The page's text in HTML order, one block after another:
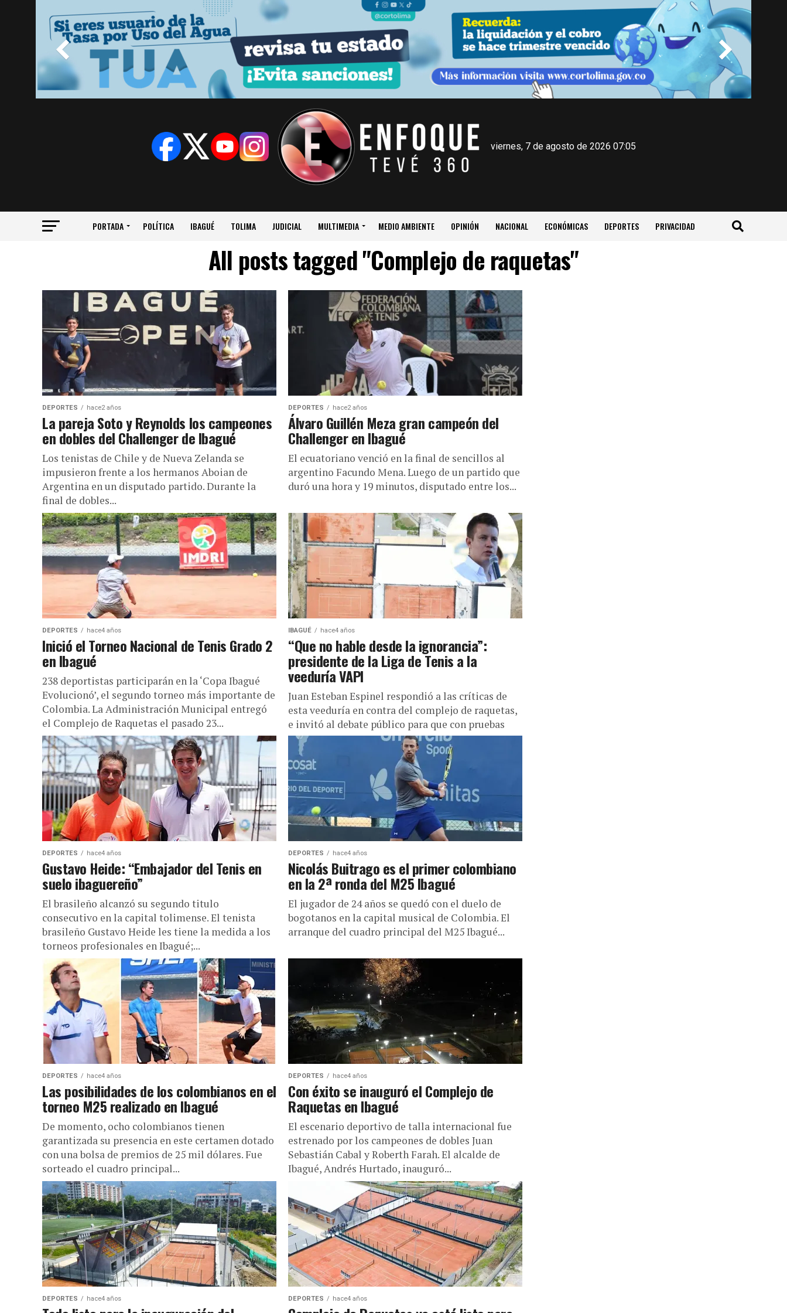
viernes, 7 de agosto de 2026 07:05
PORTADA POLÍTICA IBAGUÉ TOLIMA JUDICIAL MULTIMEDIA MEDIO AMBIENTE OPINIÓN NACIONAL ECONÓMICAS DEPORTES PRIVACIDAD
All posts tagged "Complejo de raquetas"
DEPORTES hace2 años
La pareja Soto y Reynolds los campeones
en dobles del Challenger de Ibagué
Los tenistas de Chile y de Nueva Zelanda se
impusieron frente a los hermanos Aboian de
Argentina en un disputado partido. Durante la
final de dobles...
DEPORTES hace2 años
Álvaro Guillén Meza gran campeón del
Challenger en Ibagué
El ecuatoriano venció en la final de sencillos al
argentino Facundo Mena. Luego de un partido que
duró una hora y 19 minutos, disputado entre los...
DEPORTES hace4 años
Inició el Torneo Nacional de Tenis Grado 2
en Ibagué
238 deportistas participarán en la ‘Copa Ibagué
Evolucionó’, el segundo torneo más importante de
Colombia. La Administración Municipal entregó
el Complejo de Raquetas el pasado 23...
IBAGUÉ hace4 años
“Que no hable desde la ignorancia”:
presidente de la Liga de Tenis a la
veeduría VAPI
Juan Esteban Espinel respondió a las críticas de
esta veeduría en contra del complejo de raquetas,
e invitó al debate público para que con pruebas
se...
DEPORTES hace4 años
Gustavo Heide: “Embajador del Tenis en
suelo ibaguereño”
El brasileño alcanzó su segundo titulo
consecutivo en la capital tolimense. El tenista
brasileño Gustavo Heide les tiene la medida a los
torneos profesionales en Ibagué;...
DEPORTES hace4 años
Nicolás Buitrago es el primer colombiano
en la 2ª ronda del M25 Ibagué
El jugador de 24 años se quedó con el duelo de
bogotanos en la capital musical de Colombia. El
arranque del cuadro principal del M25 Ibagué...
DEPORTES hace4 años
Las posibilidades de los colombianos en el
torneo M25 realizado en Ibagué
De momento, ocho colombianos tienen
garantizada su presencia en este certamen dotado
con una bolsa de premios de 25 mil dólares. Fue
sorteado el cuadro principal...
DEPORTES hace4 años
Con éxito se inauguró el Complejo de
Raquetas en Ibagué
El escenario deportivo de talla internacional fue
estrenado por los campeones de dobles Juan
Sebastián Cabal y Roberth Farah. El alcalde de
Ibagué, Andrés Hurtado, inauguró...
DEPORTES hace4 años DEPORTES hace4 años